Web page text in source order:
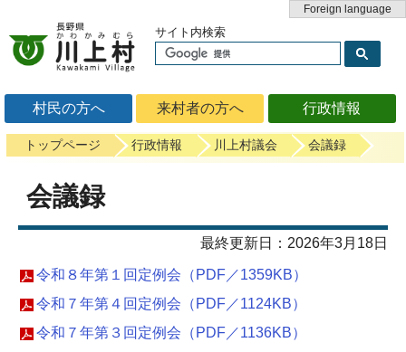
Foreign language
村民の方へ 来村者の方へ 行政情報
サイト内検索
トップページ 行政情報 川上村議会 会議録
会議録
最終更新日：2026年3月18日
令和８年第１回定例会（PDF／1359KB）
令和７年第４回定例会（PDF／1124KB）
令和７年第３回定例会（PDF／1136KB）